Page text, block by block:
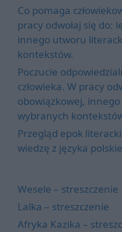
Co pomaga
pracy odwołaj się do:
innego utworu
kontekstów.
Poczucie
człowieka. W pracy
obowiązkowej,
wybranych
Przegląd epok
wiedzę z języka
Wesele – streszczenie
Lalka – streszczenie
Afryka Kazika –